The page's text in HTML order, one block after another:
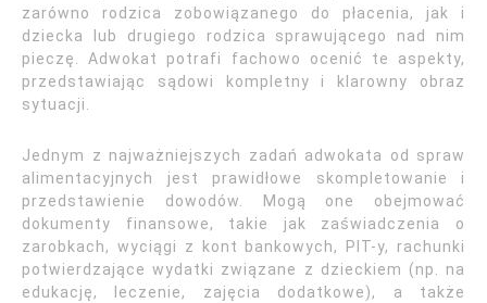
zarówno rodzica zobowiązanego do płacenia, jak i
dziecka lub drugiego rodzica sprawującego nad nim
pieczę. Adwokat potrafi fachowo ocenić te aspekty,
przedstawiając sądowi kompletny i klarowny obraz
sytuacji.
Jednym z najważniejszych zadań adwokata od spraw
alimentacyjnych jest prawidłowe skompletowanie i
przedstawienie dowodów. Mogą one obejmować
dokumenty finansowe, takie jak zaświadczenia o
zarobkach, wyciągi z kont bankowych, PIT-y, rachunki
potwierdzające wydatki związane z dzieckiem (np. na
edukację, leczenie, zajęcia dodatkowe), a także